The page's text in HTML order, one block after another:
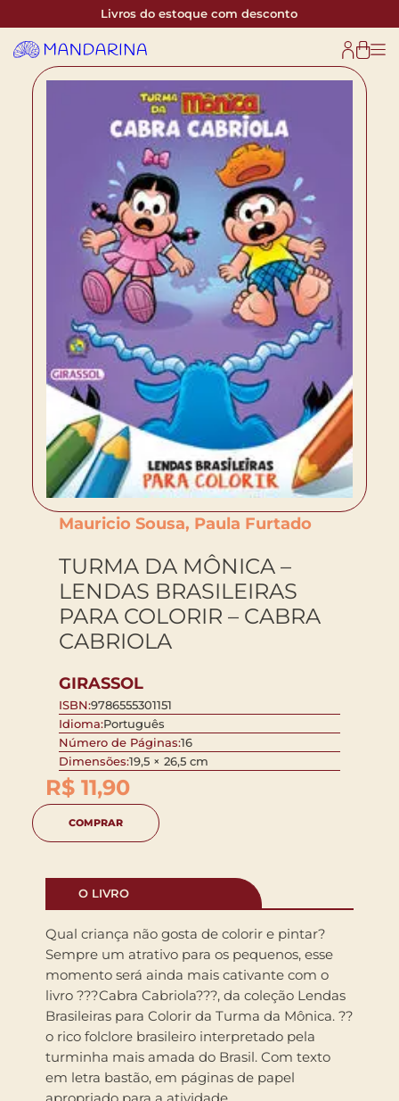
Livros do estoque com desconto
Mauricio Sousa, Paula Furtado
TURMA DA MÔNICA –
LENDAS BRASILEIRAS
PARA COLORIR – CABRA
CABRIOLA
GIRASSOL
ISBN:9786555301151
Idioma:Português
Número de Páginas:16
Dimensões:19,5 × 26,5 cm
R$ 11,90
COMPRAR
O LIVRO
Qual criança não gosta de colorir e pintar?
Sempre um atrativo para os pequenos, esse
momento será ainda mais cativante com o
livro ???Cabra Cabriola???, da coleção Lendas
Brasileiras para Colorir da Turma da Mônica. ??
o rico folclore brasileiro interpretado pela
turminha mais amada do Brasil. Com texto
em letra bastão, em páginas de papel
apropriado para a atividade.